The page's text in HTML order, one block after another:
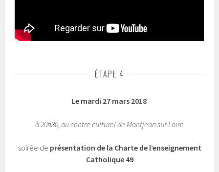
ÉTAPE 4
Le mardi 27 mars 2018
à 20h30, au centre culturel de Montjean sur Loire
soirée de présentation de la Charte de l’enseignement
Catholique 49